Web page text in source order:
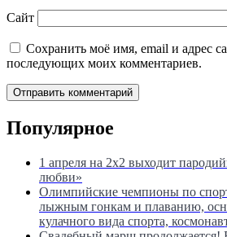
Сайт
Сохранить моё имя, email и адрес
последующих моих комментариев.
Популярное
1 апреля на 2х2 выходит
любви»
Олимпийские чемпионы по
лыжным гонкам и плаванию,
кулачного вида спорта,